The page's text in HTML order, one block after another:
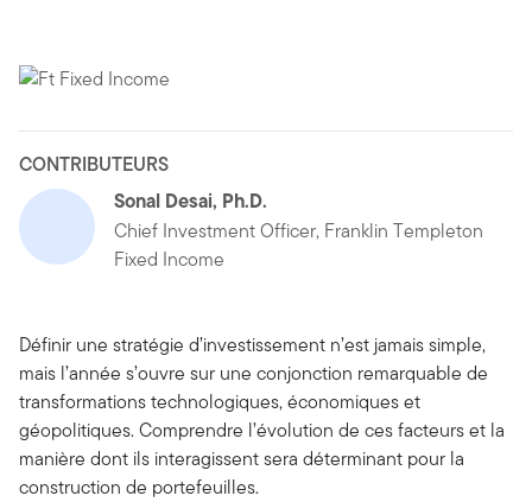
CONTRIBUTEURS
Sonal Desai, Ph.D.
Chief Investment Officer, Franklin Templeton
Fixed Income
Définir une stratégie d’investissement n’est jamais simple,
mais l’année s’ouvre sur une conjonction remarquable de
transformations technologiques, économiques et
géopolitiques. Comprendre l’évolution de ces facteurs et la
manière dont ils interagissent sera déterminant pour la
construction de portefeuilles.